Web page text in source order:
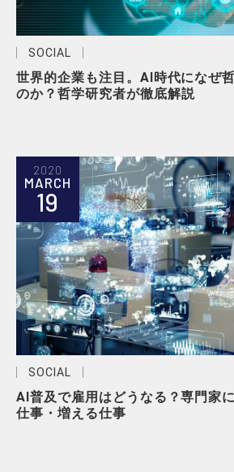
SOCIAL
世界的企業も注目。AI時代になぜ
のか？哲学研究者が徹底解説
2020
MARCH
19
SOCIAL
AI普及で雇用はどうなる？専門家
仕事・増える仕事